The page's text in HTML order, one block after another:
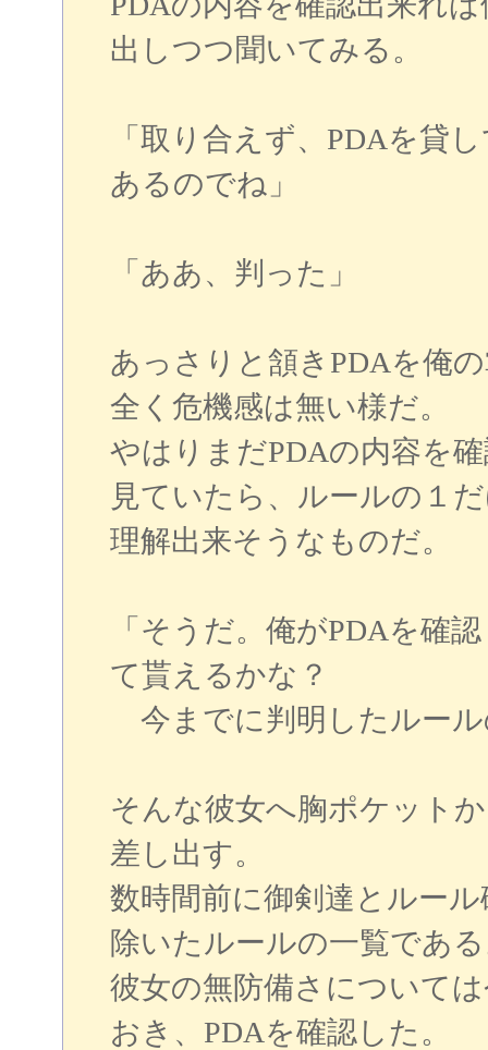
出しつつ聞いてみる。
「取り合えず、PDAを貸
あるのでね」
「ああ、判った」
あっさりと頷きPDAを俺
全く危機感は無い様だ。
やはりまだPDAの内容を
見ていたら、ルールの１
理解出来そうなものだ。
「そうだ。俺がPDAを確
て貰えるかな？
今までに判明したルー
そんな彼女へ胸ポケット
差し出す。
数時間前に御剣達とルー
除いたルールの一覧であ
彼女の無防備さについて
おき、PDAを確認した。